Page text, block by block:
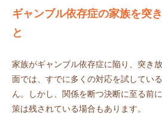
ギャンブル依存症の家族を突
と
家族がギャンブル依存症に陥り、突き
面では、すでに多くの対応を試してい
ん。しかし、関係を断つ決断に至る前
策は残されている場合もあります。